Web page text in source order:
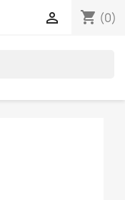
shopping_cart (0)
